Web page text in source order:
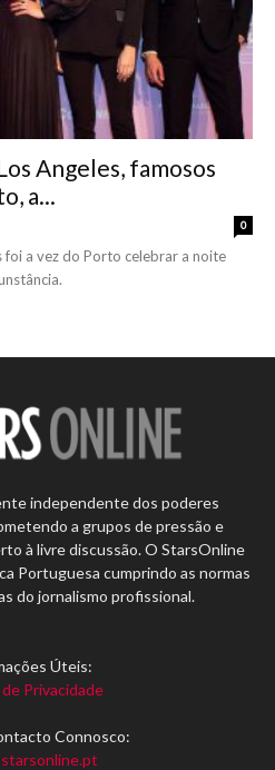
Angeles, famosos
a...
0
foi a vez do Porto celebrar a noite
independente dos poderes
a grupos de pressão e
à livre discussão. O StarsOnline
Portuguesa cumprindo as normas
do jornalismo profissional.
Úteis:
Privacidade
Connosco: